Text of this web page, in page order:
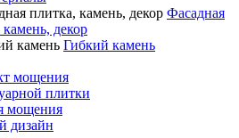
Фасадная
декор
Гибкий камень
мощения
плитки
мощения
дизайн